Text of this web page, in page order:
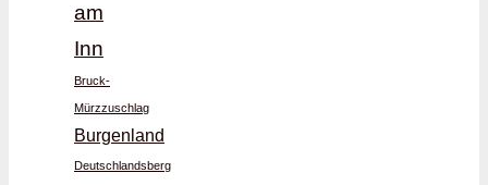
am
Inn
Bruck-
Mürzzuschlag
Burgenland
Deutschlandsberg